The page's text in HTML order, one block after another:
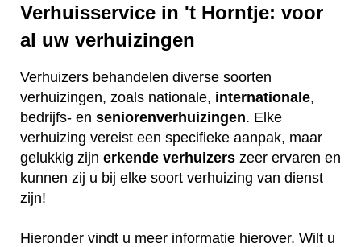
Verhuisservice in 't Horntje: voor
al uw verhuizingen
Verhuizers behandelen diverse soorten
verhuizingen, zoals nationale, internationale,
bedrijfs- en seniorenverhuizingen. Elke
verhuizing vereist een specifieke aanpak, maar
gelukkig zijn erkende verhuizers zeer ervaren en
kunnen zij u bij elke soort verhuizing van dienst
zijn!
Hieronder vindt u meer informatie hierover. Wilt u